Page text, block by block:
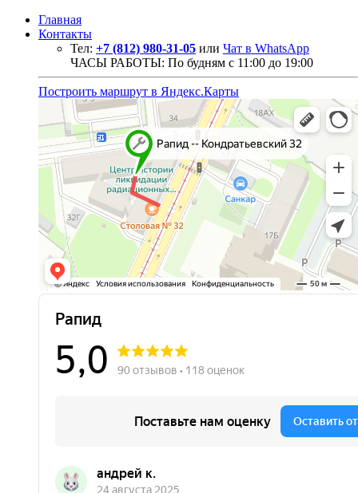
Главная
Контакты
Тел: +7 (812) 980-31-05 или Чат в WhatsApp
ЧАСЫ РАБОТЫ: По будням с 11:00 до 19:00
Построить маршрут в Яндекс.Карты